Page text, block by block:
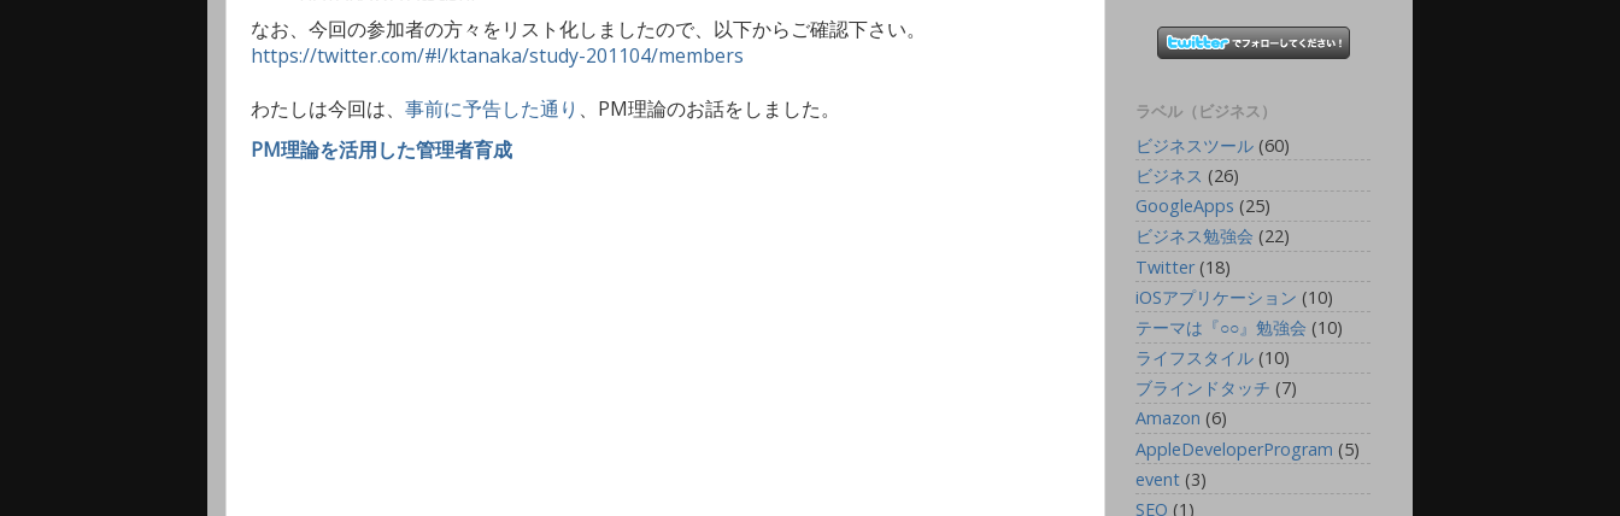
なお、今回の参加者の方々をリスト化しましたので、以下からご確認下さい。
https://twitter.com/#!/ktanaka/study-201104/members
わたしは今回は、 事前に予告した通り 、PM理論のお話をしました。
PM理論を活用した管理者育成
ラベル（ビジネス）
ビジネスツール (60)
ビジネス (26)
GoogleApps (25)
ビジネス勉強会 (22)
Twitter (18)
iOSアプリケーション (10)
テーマは『○○』勉強会 (10)
ライフスタイル (10)
ブラインドタッチ (7)
Amazon (6)
AppleDeveloperProgram (5)
event (3)
SEO (1)